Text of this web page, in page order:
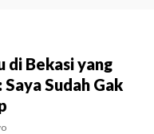
di Bekasi yang
Sudah Gak